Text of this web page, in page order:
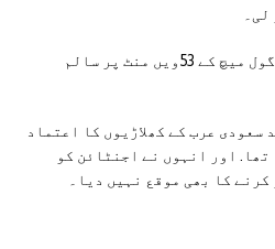
سعودی عرب کی طرف سے دوسرا گول میچ کے 53ویں منٹ پر سالم
سعودی عرب کے کھلاڑیوں کا اعتماد
اور انہوں نے اجنٹائن کو
کا بھی موقع نہیں دیا۔